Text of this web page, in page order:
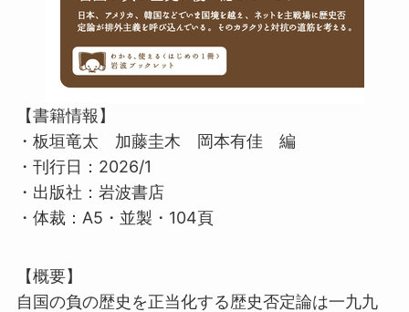
【書籍情報】
・板垣竜太 加藤圭木 岡本有佳 編
・刊行日： 2026/1
・出版社：岩波書店
・体裁： A5・並製・104頁
【概要】
自国の負の歴史を正当化する歴史否定論は一九九